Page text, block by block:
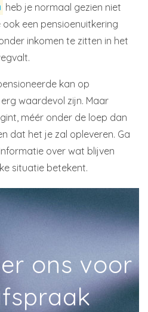
heb je normaal gezien niet
een pensioenuitkering
inkomen te zitten in het
kan op
waardevol zijn. Maar
méér onder de loep dan
dat het je zal opleveren. Ga
over wat blijven
situatie betekent.
ons voor